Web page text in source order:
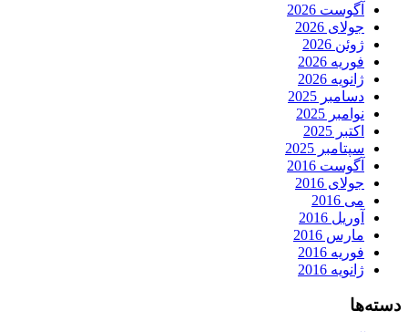
آگوست 2026
جولای 2026
ژوئن 2026
فوریه 2026
ژانویه 2026
دسامبر 2025
نوامبر 2025
اکتبر 2025
سپتامبر 2025
آگوست 2016
جولای 2016
می 2016
آوریل 2016
مارس 2016
فوریه 2016
ژانویه 2016
دسته‌ها